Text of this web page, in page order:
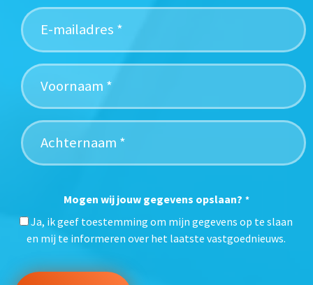
Mogen wij jouw gegevens opslaan? *
Ja, ik geef toestemming om mijn gegevens op te slaan
en mij te informeren over het laatste vastgoednieuws.